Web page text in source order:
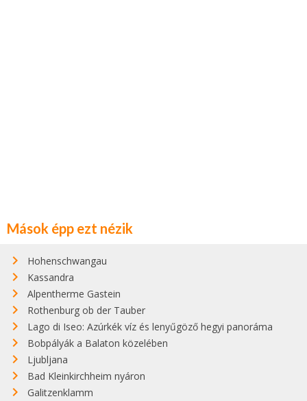
Mások épp ezt nézik
Hohenschwangau
Kassandra
Alpentherme Gastein
Rothenburg ob der Tauber
Lago di Iseo: Azúrkék víz és lenyűgöző hegyi panoráma
Bobpályák a Balaton közelében
Ljubljana
Bad Kleinkirchheim nyáron
Galitzenklamm